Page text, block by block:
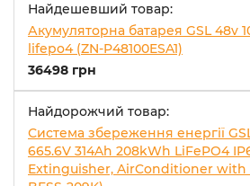
Найдешевший товар:
Акумуляторна батарея GSL 48v
lifepo4 (ZN-P48100ESA1)
36498 грн
Найдорожчий товар:
Система збереження енергії
665.6V 314Ah 208kWh LiFePO4
Extinguisher, AirConditioner with